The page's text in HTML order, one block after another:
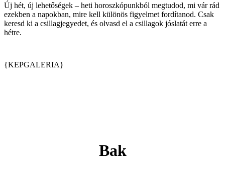
Új hét, új lehetőségek – heti horoszkópunkból megtudod, mi vár rád
ezekben a napokban, mire kell különös figyelmet fordítanod. Csak
keresd ki a csillagjegyedet, és olvasd el a csillagok jóslatát erre a
hétre.
{KEPGALERIA}
Bak